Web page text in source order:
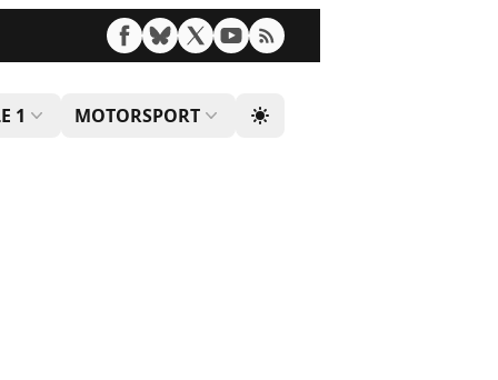
1 MOTORSPORT